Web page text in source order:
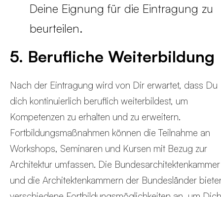
Deine Eignung für die Eintragung zu
beurteilen.
5. Berufliche Weiterbildung
Nach der Eintragung wird von Dir erwartet, dass Du
dich kontinuierlich beruflich weiterbildest, um
Kompetenzen zu erhalten und zu erweitern.
Fortbildungsmaßnahmen können die Teilnahme an
Workshops, Seminaren und Kursen mit Bezug zur
Architektur umfassen. Die Bundesarchitektenkammer
und die Architektenkammern der Bundesländer